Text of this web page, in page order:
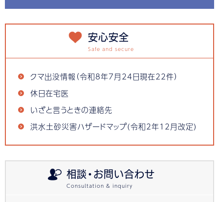
安心安全
クマ出没情報（令和8年7月24日現在22件）
休日在宅医
いざと言うときの連絡先
洪水土砂災害ハザードマップ(令和2年12月改定)
相談・お問い合わせ